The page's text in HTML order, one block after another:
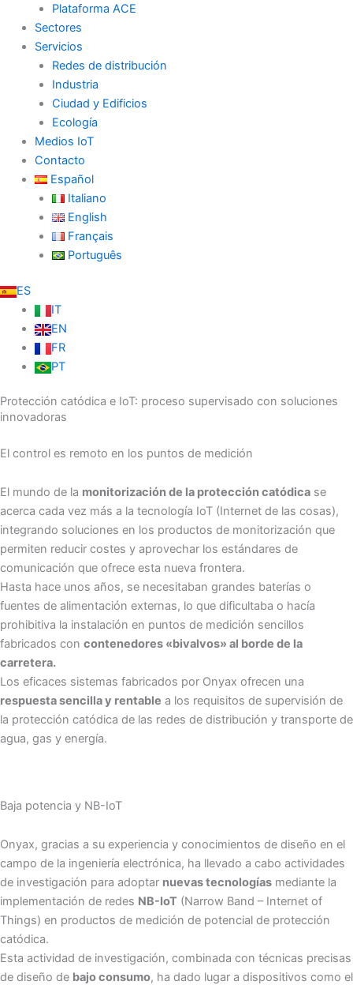
Plataforma ACE
Sectores
Servicios
Redes de distribución
Industria
Ciudad y Edificios
Ecología
Medios IoT
Contacto
Español
Italiano
English
Français
Português
ES
IT
EN
FR
PT
Protección catódica e IoT: proceso supervisado con soluciones
innovadoras
El control es remoto en los puntos de medición
El mundo de la monitorización de la protección catódica se
acerca cada vez más a la tecnología IoT (Internet de las cosas),
integrando soluciones en los productos de monitorización que
permiten reducir costes y aprovechar los estándares de
comunicación que ofrece esta nueva frontera.
Hasta hace unos años, se necesitaban grandes baterías o
fuentes de alimentación externas, lo que dificultaba o hacía
prohibitiva la instalación en puntos de medición sencillos
fabricados con contenedores «bivalvos» al borde de la
carretera.
Los eficaces sistemas fabricados por Onyax ofrecen una
respuesta sencilla y rentable a los requisitos de supervisión de
la protección catódica de las redes de distribución y transporte de
agua, gas y energía.
Baja potencia y NB-IoT
Onyax, gracias a su experiencia y conocimientos de diseño en el
campo de la ingeniería electrónica, ha llevado a cabo actividades
de investigación para adoptar nuevas tecnologías mediante la
implementación de redes NB-IoT (Narrow Band – Internet of
Things) en productos de medición de potencial de protección
catódica.
Esta actividad de investigación, combinada con técnicas precisas
de diseño de bajo consumo, ha dado lugar a dispositivos como el